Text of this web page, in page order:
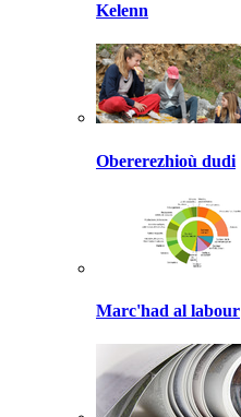
Kelenn
Obererezhioù dudi
Marc'had al labour